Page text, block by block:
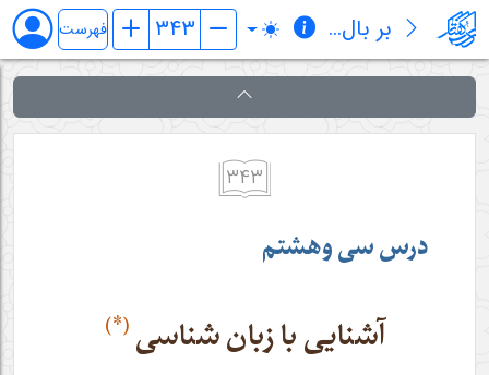
بر بال قلم فهرست
۳۴۳
درس سی وهشتم
آشنایی با زبان شناسی(*)